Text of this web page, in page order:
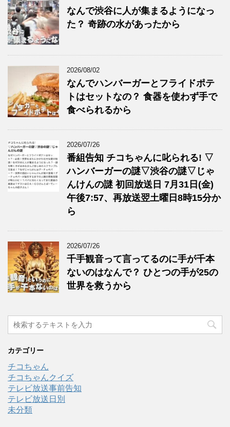
なんで渋谷に人が集まるようになっ
た？ 奇跡の水があったから
2026/08/02
なんでハンバーガーとフライドポテ
トはセットなの？ 食器を使わず手で
食べられるから
2026/07/26
番組告知 チコちゃんに叱られる! ▽
ハンバーガーの謎▽渋谷の謎▽じゃ
んけんの謎 初回放送日 7月31日(金)
午後7:57、再放送翌土曜日8時15分か
ら
2026/07/26
千手観音って言ってるのに手が千本
ないのはなんで？ ひとつの手が25の
世界を救うから
カテゴリー
チコちゃん
チコちゃんクイズ
テレビ放送事前告知
テレビ放送日別
未分類